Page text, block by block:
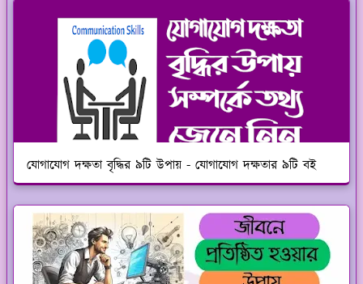
যোগাযোগ দক্ষতা বৃদ্ধির ৯টি উপায় - যোগাযোগ দক্ষতার ৯টি বই